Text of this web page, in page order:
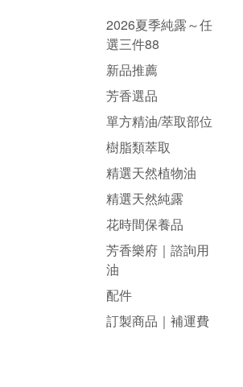
2026夏季純露～任
選三件88
新品推薦
芳香選品
單方精油/萃取部位
樹脂類萃取
精選天然植物油
精選天然純露
花時間保養品
芳香樂府｜諮詢用
油
配件
訂製商品｜補運費